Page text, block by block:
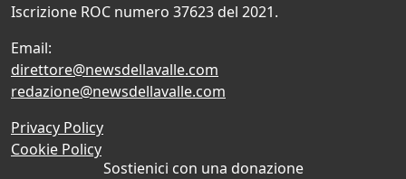
Iscrizione ROC numero 37623 del 2021.
Email:
direttore@newsdellavalle.com
redazione@newsdellavalle.com
Privacy Policy
Cookie Policy
Sostienici con una donazione